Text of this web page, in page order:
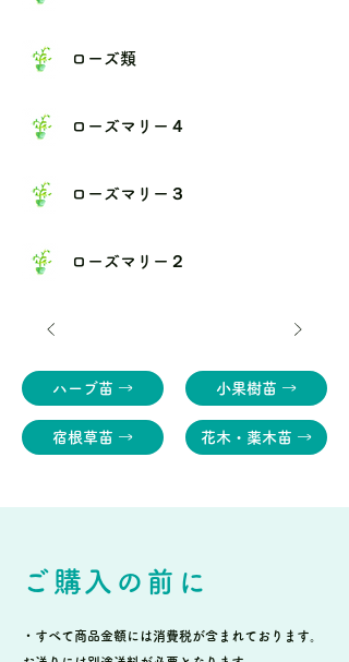
ローズ類
ローズマリー４
ローズマリー３
ローズマリー２
ハーブ苗 →
宿根草苗 →
小果樹苗 →
花木・薬木苗 →
ご購入の前に
・すべて商品金額には消費税が含まれております。